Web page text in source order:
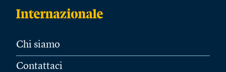
Chi siamo
Contattaci